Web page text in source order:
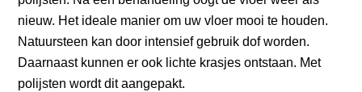
nieuw. Het ideale manier om uw vloer mooi te houden.
Natuursteen kan door intensief gebruik dof worden.
Daarnaast kunnen er ook lichte krasjes ontstaan. Met
polijsten wordt dit aangepakt.